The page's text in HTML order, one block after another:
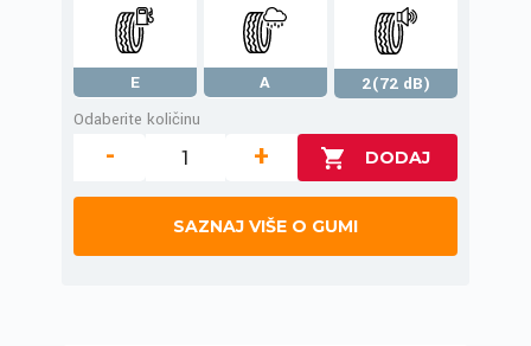
E A
2(72 dB)
Odaberite količinu
- +
SAZNAJ VIŠE O GUMI